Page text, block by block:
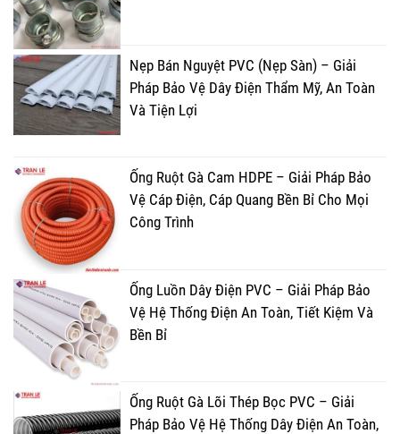
Nẹp Bán Nguyệt PVC (Nẹp Sàn) – Giải
Pháp Bảo Vệ Dây Điện Thẩm Mỹ, An Toàn
Và Tiện Lợi
Ống Ruột Gà Cam HDPE – Giải Pháp Bảo
Vệ Cáp Điện, Cáp Quang Bền Bỉ Cho Mọi
Công Trình
Ống Luồn Dây Điện PVC – Giải Pháp Bảo
Vệ Hệ Thống Điện An Toàn, Tiết Kiệm Và
Bền Bỉ
Ống Ruột Gà Lõi Thép Bọc PVC – Giải
Pháp Bảo Vệ Hệ Thống Dây Điện An Toàn,